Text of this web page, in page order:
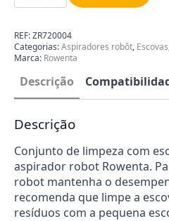
Escovas
Aspirador
Robot
Rowenta
ZR720004
REF:ZR720004
Categorias:Aspiradores robôt, Escovas
Marca: Rowenta
Descrição
Descrição
Conjunto de limpeza com
aspirador robot Rowenta.
robot mantenha o
recomenda que limpe a
resíduos com a pequena